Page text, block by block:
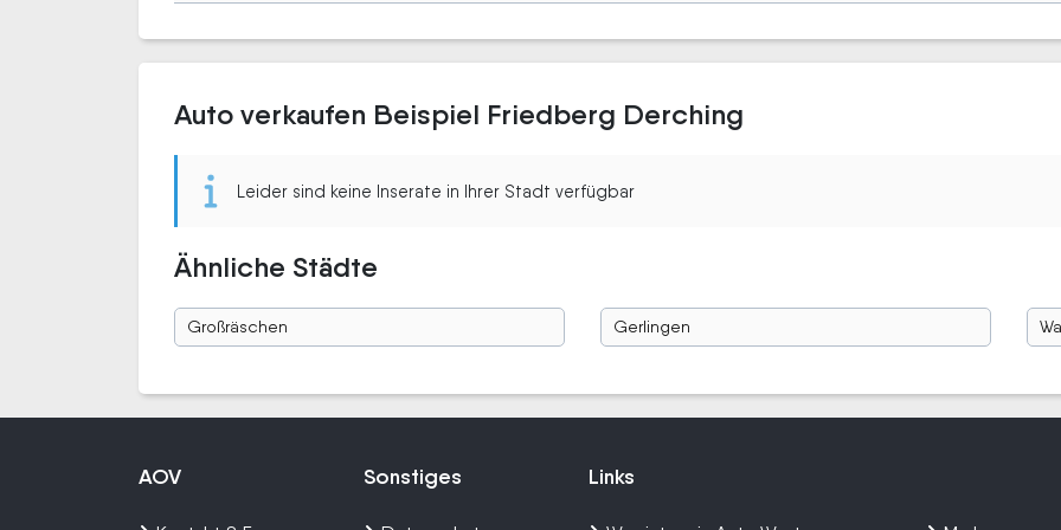
Auto verkaufen Beispiel Friedberg Derching
Leider sind keine Inserate in Ihrer Stadt verfügbar
Ähnliche Städte
Großräschen Gerlingen
AOV Sonstiges Links